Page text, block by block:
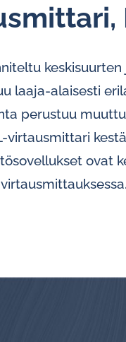
laaja-alaisesti
perustuu
ovat